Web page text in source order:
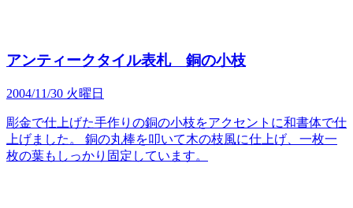
アンティークタイル表札 銅の小枝
2004/11/30 火曜日
彫金で仕上げた手作りの銅の小枝をアクセントに和書体で仕
上げました。 銅の丸棒を叩いて木の枝風に仕上げ、一枚一
枚の葉もしっかり固定しています。